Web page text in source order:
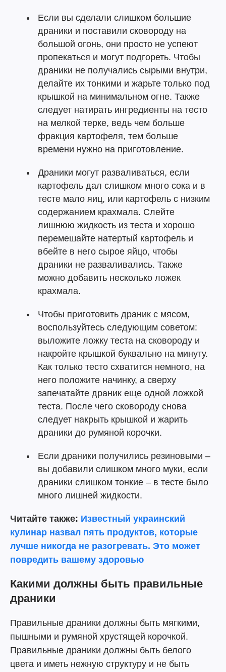
Если вы сделали слишком большие
драники и поставили сковороду на
большой огонь, они просто не успеют
пропекаться и могут подгореть. Чтобы
драники не получались сырыми внутри,
делайте их тонкими и жарьте только под
крышкой на минимальном огне. Также
следует натирать ингредиенты на тесто
на мелкой терке, ведь чем больше
фракция картофеля, тем больше
времени нужно на приготовление.
Драники могут разваливаться, если
картофель дал слишком много сока и в
тесте мало яиц, или картофель с низким
содержанием крахмала. Слейте
лишнюю жидкость из теста и хорошо
перемешайте натертый картофель и
вбейте в него сырое яйцо, чтобы
драники не разваливались. Также
можно добавить несколько ложек
крахмала.
Чтобы приготовить драник с мясом,
воспользуйтесь следующим советом:
выложите ложку теста на сковороду и
накройте крышкой буквально на минуту.
Как только тесто схватится немного, на
него положите начинку, а сверху
запечатайте драник еще одной ложкой
теста. После чего сковороду снова
следует накрыть крышкой и жарить
драники до румяной корочки.
Если драники получились резиновыми –
вы добавили слишком много муки, если
драники слишком тонкие – в тесте было
много лишней жидкости.
Читайте также: Известный украинский
кулинар назвал пять продуктов, которые
лучше никогда не разогревать. Это может
повредить вашему здоровью
Какими должны быть правильные
драники
Правильные драники должны быть мягкими,
пышными и румяной хрустящей корочкой.
Правильные драники должны быть белого
цвета и иметь нежную структуру и не быть